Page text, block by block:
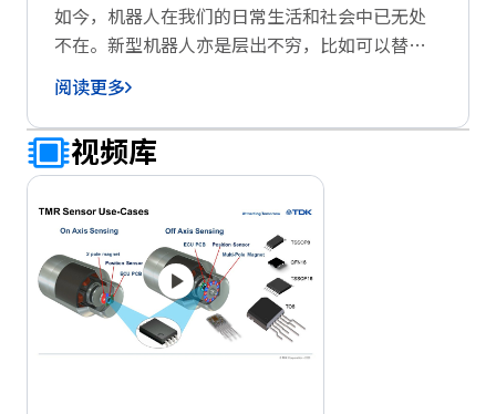
如今，机器人在我们的日常生活和社会中已无处
不在。新型机器人亦是层出不穷，比如可以替代
人类从事迎宾、安保、保洁等工作的服务机器人
以及行为举止如家人或宠物般的陪伴机器人等
等。而使这些新型机器人动作自然流畅的便是配
置在其主体的电机与传感器的组合。本报道将深
入探讨推动机器人进步的高精度“TMR传感器”
的秘密。
阅读更多
视频库